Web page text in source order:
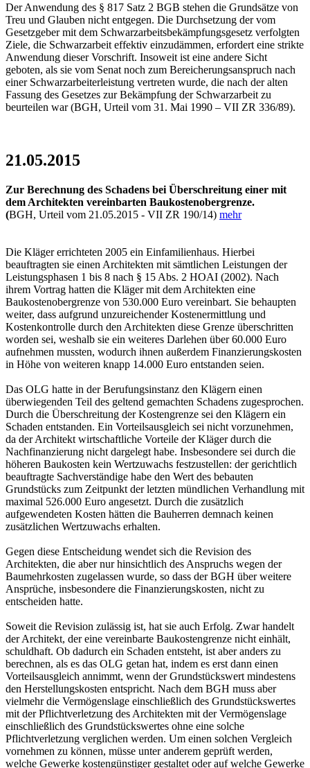
Der Anwendung des § 817 Satz 2 BGB stehen die Grundsätze von
Treu und Glauben nicht entgegen. Die Durchsetzung der vom
Gesetzgeber mit dem Schwarzarbeitsbekämpfungsgesetz verfolgten
Ziele, die Schwarzarbeit effektiv einzudämmen, erfordert eine strikte
Anwendung dieser Vorschrift. Insoweit ist eine andere Sicht
geboten, als sie vom Senat noch zum Bereicherungsanspruch nach
einer Schwarzarbeiterleistung vertreten wurde, die nach der alten
Fassung des Gesetzes zur Bekämpfung der Schwarzarbeit zu
beurteilen war (BGH, Urteil vom 31. Mai 1990 – VII ZR 336/89).
21.05.2015
Zur Berechnung des Schadens bei Überschreitung einer mit
dem Architekten vereinbarten Baukostenobergrenze.
(BGH, Urteil vom 21.05.2015 - VII ZR 190/14) mehr
Die Kläger errichteten 2005 ein Einfamilienhaus. Hierbei
beauftragten sie einen Architekten mit sämtlichen Leistungen der
Leistungsphasen 1 bis 8 nach § 15 Abs. 2 HOAI (2002). Nach
ihrem Vortrag hatten die Kläger mit dem Architekten eine
Baukostenobergrenze von 530.000 Euro vereinbart. Sie behaupten
weiter, dass aufgrund unzureichender Kostenermittlung und
Kostenkontrolle durch den Architekten diese Grenze überschritten
worden sei, weshalb sie ein weiteres Darlehen über 60.000 Euro
aufnehmen mussten, wodurch ihnen außerdem Finanzierungskosten
in Höhe von weiteren knapp 14.000 Euro entstanden seien.
Das OLG hatte in der Berufungsinstanz den Klägern einen
überwiegenden Teil des geltend gemachten Schadens zugesprochen.
Durch die Überschreitung der Kostengrenze sei den Klägern ein
Schaden entstanden. Ein Vorteilsausgleich sei nicht vorzunehmen,
da der Architekt wirtschaftliche Vorteile der Kläger durch die
Nachfinanzierung nicht dargelegt habe. Insbesondere sei durch die
höheren Baukosten kein Wertzuwachs festzustellen: der gerichtlich
beauftragte Sachverständige habe den Wert des bebauten
Grundstücks zum Zeitpunkt der letzten mündlichen Verhandlung mit
maximal 526.000 Euro angesetzt. Durch die zusätzlich
aufgewendeten Kosten hätten die Bauherren demnach keinen
zusätzlichen Wertzuwachs erhalten.
Gegen diese Entscheidung wendet sich die Revision des
Architekten, die aber nur hinsichtlich des Anspruchs wegen der
Baumehrkosten zugelassen wurde, so dass der BGH über weitere
Ansprüche, insbesondere die Finanzierungskosten, nicht zu
entscheiden hatte.
Soweit die Revision zulässig ist, hat sie auch Erfolg. Zwar handelt
der Architekt, der eine vereinbarte Baukostengrenze nicht einhält,
schuldhaft. Ob dadurch ein Schaden entsteht, ist aber anders zu
berechnen, als es das OLG getan hat, indem es erst dann einen
Vorteilsausgleich annimmt, wenn der Grundstückswert mindestens
den Herstellungskosten entspricht. Nach dem BGH muss aber
vielmehr die Vermögenslage einschließlich des Grundstückswertes
mit der Pflichtverletzung des Architekten mit der Vermögenslage
einschließlich des Grundstückswertes ohne eine solche
Pflichtverletzung verglichen werden. Um einen solchen Vergleich
vornehmen zu können, müsse unter anderem geprüft werden,
welche Gewerke kostengünstiger gestaltet oder auf welche Gewerke